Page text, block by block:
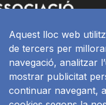
Aquest lloc web
de tercers per
navegació, analitzar
mostrar publicitat
continuar navegant,